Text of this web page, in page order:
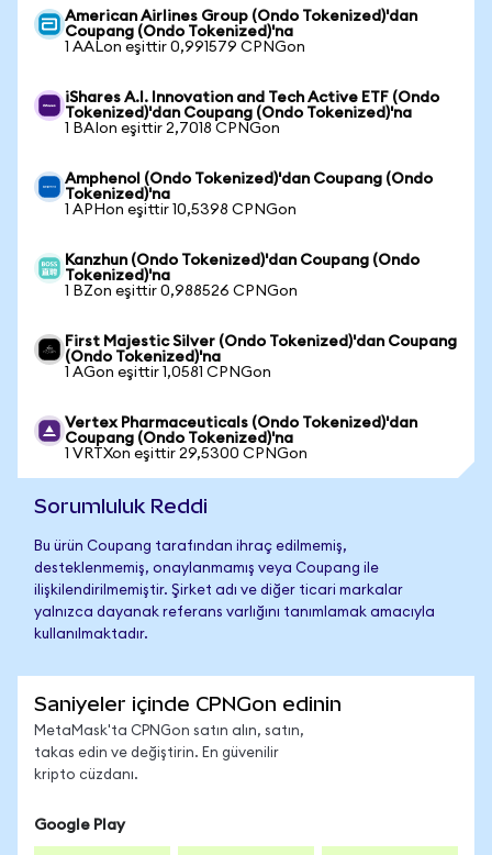
American Airlines Group (Ondo Tokenized)'dan
Coupang (Ondo Tokenized)'na
1 AALon eşittir 0,991579 CPNGon
iShares A.I. Innovation and Tech Active ETF (Ondo
Tokenized)'dan Coupang (Ondo Tokenized)'na
1 BAIon eşittir 2,7018 CPNGon
Amphenol (Ondo Tokenized)'dan Coupang (Ondo
Tokenized)'na
1 APHon eşittir 10,5398 CPNGon
Kanzhun (Ondo Tokenized)'dan Coupang (Ondo
Tokenized)'na
1 BZon eşittir 0,988526 CPNGon
First Majestic Silver (Ondo Tokenized)'dan Coupang
(Ondo Tokenized)'na
1 AGon eşittir 1,0581 CPNGon
Vertex Pharmaceuticals (Ondo Tokenized)'dan
Coupang (Ondo Tokenized)'na
1 VRTXon eşittir 29,5300 CPNGon
Sorumluluk Reddi
Bu ürün Coupang tarafından ihraç edilmemiş,
desteklenmemiş, onaylanmamış veya Coupang ile
ilişkilendirilmemiştir. Şirket adı ve diğer ticari markalar
yalnızca dayanak referans varlığını tanımlamak amacıyla
kullanılmaktadır.
Saniyeler içinde CPNGon edinin
MetaMask'ta CPNGon satın alın, satın,
takas edin ve değiştirin. En güvenilir
kripto cüzdanı.
Google Play